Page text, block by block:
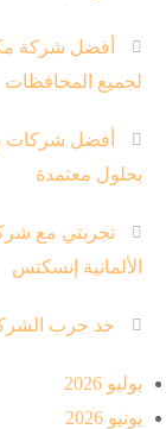
لجميع المحافظات
بحلول معتمدة
الألمانية إنسكتس
حد جرب الشركة
يوليو 2026
يونيو 2026